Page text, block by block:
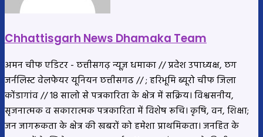
Chhattisgarh News Dhamaka Team
अमन चीफ एडिटर - छत्तीसगढ़ न्यूज़ धमाका // प्रदेश उपाध्यक्ष, छग
जर्नलिस्ट वेलफेयर यूनियन छत्तीसगढ // ; हरिभूमि ब्यूरो चीफ जिला
कोंडागांव // 18 सालो से पत्रकारिता के क्षेत्र में सक्रिय। विश्वसनीय,
सृजनात्मक व सकारात्मक पत्रकारिता में विशेष रूचि। कृषि, वन, शिक्षा;
जन जागरूकता के क्षेत्र की खबरों को हमेशा प्राथमिकता। जनहित के